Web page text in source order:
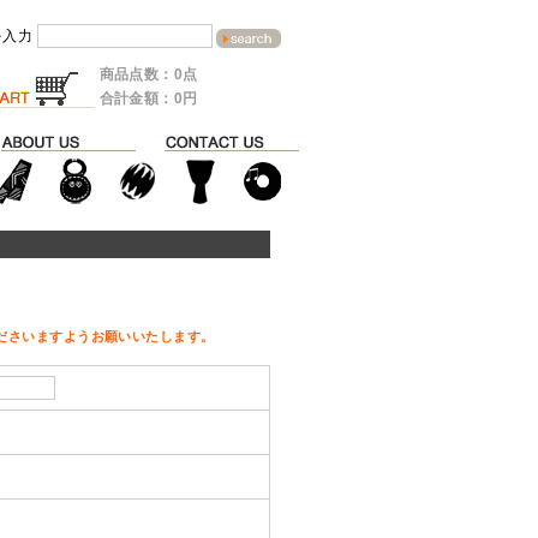
力
商品点数：0点
合計金額：0円
いますようお願いいたします。